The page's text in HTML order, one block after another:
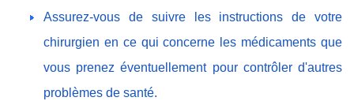
Assurez-vous de suivre les instructions de votre
chirurgien en ce qui concerne les médicaments que
vous prenez éventuellement pour contrôler d'autres
problèmes de santé.